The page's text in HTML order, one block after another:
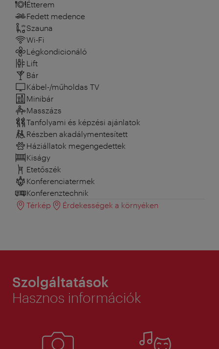
Étterem
Fedett medence
Szauna
Wi-Fi
Légkondicionáló
Lift
Bár
Kábel-/műholdas TV
Minibár
Masszázs
Tanfolyami és képzési ajánlatok
Részben akadálymentesített
Háziállatok megengedettek
Kiságy
Etetőszék
Konferenciatermek
Konferenztechnik
Térkép
Érdekességek a környéken
Szolgáltatások
Hasznos információk